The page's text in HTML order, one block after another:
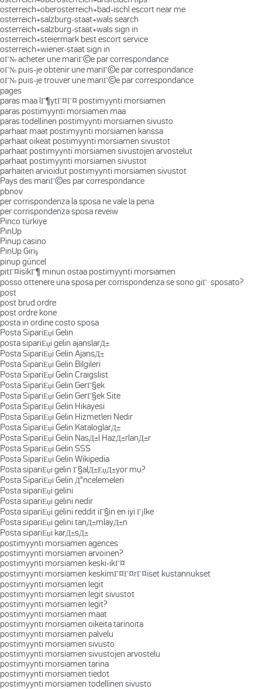
osterreich+oberosterreich+bad-ischl escort near me
osterreich+salzburg-staat+wals search
osterreich+salzburg-staat+wals sign in
osterreich+steiermark best escort service
osterreich+wiener-staat sign in
oГ№ acheter une mariГ©e par correspondance
oГ№ puis-je obtenir une mariГ©e par correspondance
oГ№ puis-je trouver une mariГ©e par correspondance
pages
paras maa lГ¶ytГ¤Г¤ postimyynti morsiamen
paras postimyynti morsiamen maa
paras todellinen postimyynti morsiamen sivusto
parhaat maat postimyynti morsiamen kanssa
parhaat oikeat postimyynti morsiamen sivustot
parhaat postimyynti morsiamen sivustojen arvostelut
parhaat postimyynti morsiamen sivustot
parhaiten arvioidut postimyynti morsiamen sivustot
Pays des mariГ©es par correspondance
pbnov
per corrispondenza la sposa ne vale la pena
per corrispondenza sposa reveiw
Pinco türkiye
PinUp
Pinup casino
PinUp Giriş
pinup güncel
pitГ¤isikГ¶ minun ostaa postimyynti morsiamen
posso ottenere una sposa per corrispondenza se sono giГ sposato?
post
post brud ordre
post ordre kone
posta in ordine costo sposa
Posta SipariЕџi Gelin
posta sipariЕџi gelin ajanslarД±
Posta SipariЕџi Gelin AjansД±
Posta SipariЕџi Gelin Bilgileri
Posta SipariЕџi Gelin Craigslist
Posta SipariЕџi Gelin GerГ§ek
Posta SipariЕџi Gelin GerГ§ek Site
Posta SipariЕџi Gelin Hikayesi
Posta SipariЕџi Gelin Hizmetleri Nedir
Posta SipariЕџi Gelin KataloglarД±
Posta SipariЕџi Gelin NasД±l HazД±rlanД±r
Posta SipariЕџi Gelin SSS
Posta SipariЕџi Gelin Wikipedia
Posta sipariЕџi gelin Г§alД±ЕџД±yor mu?
Posta SipariЕџi Gelin Д°ncelemeleri
Posta sipariЕџi gelini
Posta sipariЕџi gelini nedir
Posta sipariЕџi gelini reddit iГ§in en iyi Гјlke
Posta sipariЕџi gelini tanД±mlayД±n
Posta sipariЕџi karД±sД±
postimyynti morsiamen agences
postimyynti morsiamen arvoinen?
postimyynti morsiamen keski-ikГ¤
postimyynti morsiamen keskimГ¤Г¤rГ¤iset kustannukset
postimyynti morsiamen legit
postimyynti morsiamen legit sivustot
postimyynti morsiamen legit?
postimyynti morsiamen maat
postimyynti morsiamen oikeita tarinoita
postimyynti morsiamen palvelu
postimyynti morsiamen sivusto
postimyynti morsiamen sivustojen arvostelu
postimyynti morsiamen tarina
postimyynti morsiamen tiedot
postimyynti morsiamen todellinen sivusto